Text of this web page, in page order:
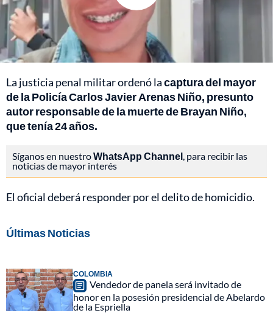
La justicia penal militar ordenó lacaptura del mayor
de la Policía Carlos Javier Arenas Niño, presunto
autor responsable de la muerte de Brayan Niño,
que tenía 24 años.
Síganos en nuestroWhatsApp Channel , para recibir las
noticias de mayor interés
El oficial deberá responder por el delito de homicidio.
Últimas Noticias
COLOMBIA
Vendedor de panela será invitado de
honor en la posesión presidencial de Abelardo
de la Espriella